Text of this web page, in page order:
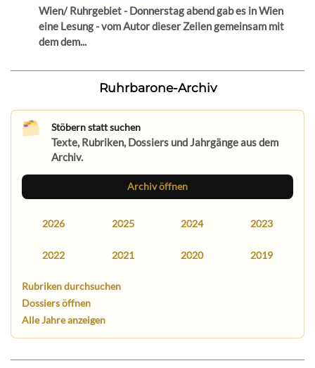
Wien/ Ruhrgebiet - Donnerstag abend gab es in Wien
eine Lesung - vom Autor dieser Zeilen gemeinsam mit
dem dem...
Ruhrbarone-Archiv
Stöbern statt suchen
Texte, Rubriken, Dossiers und Jahrgänge aus dem
Archiv.
Archiv öffnen
2026 2025 2024 2023
2022 2021 2020 2019
Rubriken durchsuchen
Dossiers öffnen
Alle Jahre anzeigen